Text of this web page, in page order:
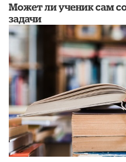
Может ли ученик сам
задачи